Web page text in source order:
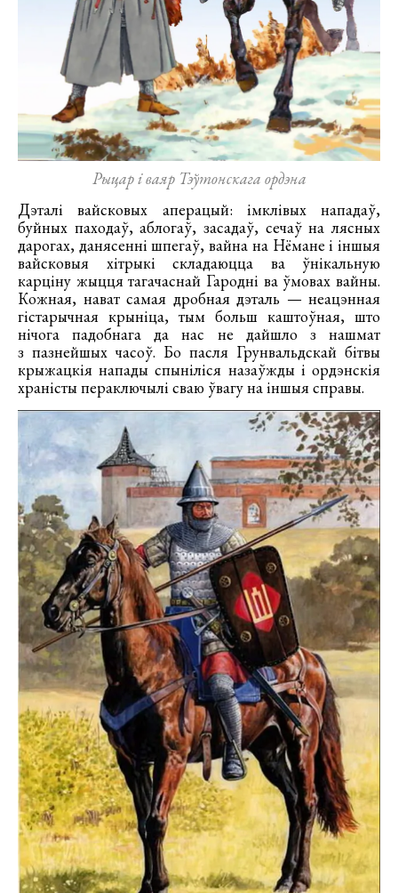
Рыцар і ваяр Тэўтонскага ордэна
Дэталі вайсковых аперацый: імклівых нападаў,
буйных паходаў, аблогаў, засадаў, сечаў на лясных
дарогах, данясенні шпегаў, вайна на Нёмане і іншыя
вайсковыя хітрыкі складаюцца ва ўнікальную
карціну жыцця тагачаснай Гародні ва ўмовах вайны.
Кожная, нават самая дробная дэталь — неацэнная
гістарычная крыніца, тым больш каштоўная, што
нічога падобнага да нас не дайшло з нашмат
з пазнейшых часоў. Бо пасля Грунвальдскай бітвы
крыжацкія напады спыніліся назаўжды і ордэнскія
храністы пераключылі сваю ўвагу на іншыя справы.